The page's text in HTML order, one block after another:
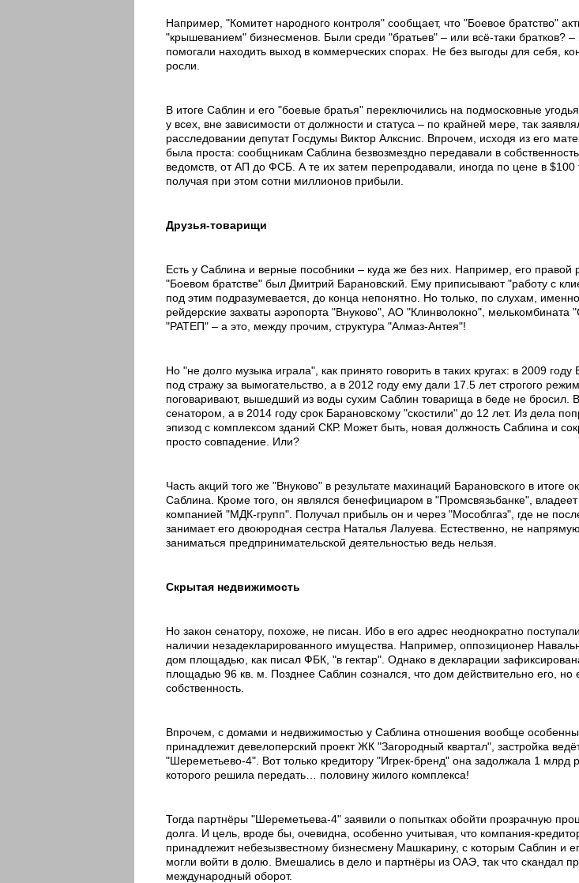
Например, "Комитет народного контроля" сообщает, что "Боевое братство"
"крышеванием" бизнесменов. Были среди "братьев" – или всё-таки братков?
помогали находить выход в коммерческих спорах. Не без выгоды для себя,
росли.
В итоге Саблин и его "боевые братья" переключились на подмосковные
у всех, вне зависимости от должности и статуса – по крайней мере, так
расследовании депутат Госдумы Виктор Алкснис. Впрочем, исходя из его
была проста: сообщникам Саблина безвозмездно передавали в
ведомств, от АП до ФСБ. А те их затем перепродавали, иногда по цене в $100
получая при этом сотни миллионов прибыли.
Друзья-товарищи
Есть у Саблина и верные пособники – куда же без них. Например, его правой
"Боевом братстве" был Дмитрий Барановский. Ему приписывают "работу с
под этим подразумевается, до конца непонятно. Но только, по слухам,
рейдерские захваты аэропорта "Внуково", АО "Клинволокно", мелькомбината
"РАТЕП" – а это, между прочим, структура "Алмаз-Антея"!
Но "не долго музыка играла", как принято говорить в таких кругах: в 2009 году
под стражу за вымогательство, а в 2012 году ему дали 17.5 лет строгого
поговаривают, вышедший из воды сухим Саблин товарища в беде не бросил.
сенатором, а в 2014 году срок Барановскому "скостили" до 12 лет. Из дела
эпизод с комплексом зданий СКР. Может быть, новая должность Саблина и
просто совпадение. Или?
Часть акций того же "Внуково" в результате махинаций Барановского в итоге
Саблина. Кроме того, он являлся бенефициаром в "Промсвязьбанке", владеет
компанией "МДК-групп". Получал прибыль он и через "Мособлгаз", где не
занимает его двоюродная сестра Наталья Лалуева. Естественно, не
заниматься предпринимательской деятельностью ведь нельзя.
Скрытая недвижимость
Но закон сенатору, похоже, не писан. Ибо в его адрес неоднократно
наличии незадекларированного имущества. Например, оппозиционер
дом площадью, как писал ФБК, "в гектар". Однако в декларации
площадью 96 кв. м. Позднее Саблин сознался, что дом действительно его,
собственность.
Впрочем, с домами и недвижимостью у Саблина отношения вообще
принадлежит девелоперский проект ЖК "Загородный квартал", застройка
"Шереметьево-4". Вот только кредитору "Игрек-бренд" она задолжала 1 млрд
которого решила передать… половину жилого комплекса!
Тогда партнёры "Шереметьева-4" заявили о попытках обойти прозрачную
долга. И цель, вроде бы, очевидна, особенно учитывая, что компания-
принадлежит небезызвестному бизнесмену Машкарину, с которым Саблин и
могли войти в долю. Вмешались в дело и партнёры из ОАЭ, так что скандал
международный оборот.